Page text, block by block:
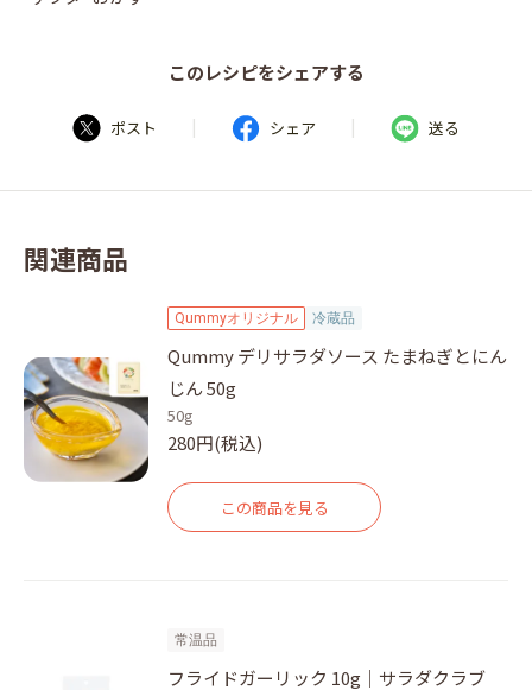
このレシピをシェアする
ポスト | シェア | 送る
関連商品
Qummyオリジナル 冷蔵品
Qummy デリサラダソース たまねぎとにん
じん 50g
50g
280円(税込)
この商品を見る
常温品
フライドガーリック 10g｜サラダクラブ